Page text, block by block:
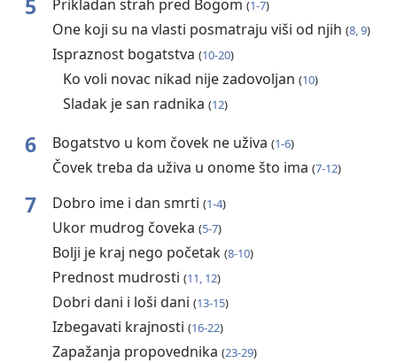
5 Prikladan strah pred Bogom (1-7)
One koji su na vlasti posmatraju viši od njih (8, 9)
Ispraznost bogatstva (10-20)
Ko voli novac nikad nije zadovoljan (10)
Sladak je san radnika (12)
6 Bogatstvo u kom čovek ne uživa (1-6)
Čovek treba da uživa u onome što ima (7-12)
7 Dobro ime i dan smrti (1-4)
Ukor mudrog čoveka (5-7)
Bolji je kraj nego početak (8-10)
Prednost mudrosti (11, 12)
Dobri dani i loši dani (13-15)
Izbegavati krajnosti (16-22)
Zapažanja propovednika (23-29)